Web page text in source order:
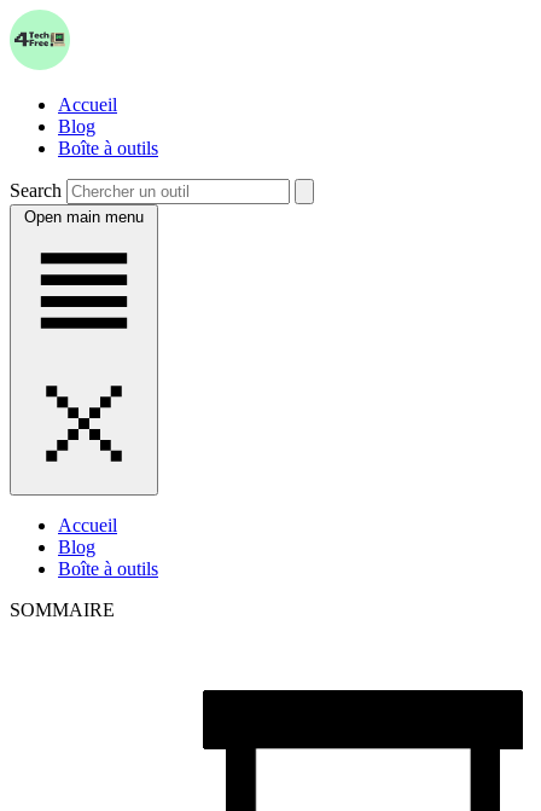
Accueil
Blog
Boîte à outils
Search
Open main menu
Accueil
Blog
Boîte à outils
SOMMAIRE